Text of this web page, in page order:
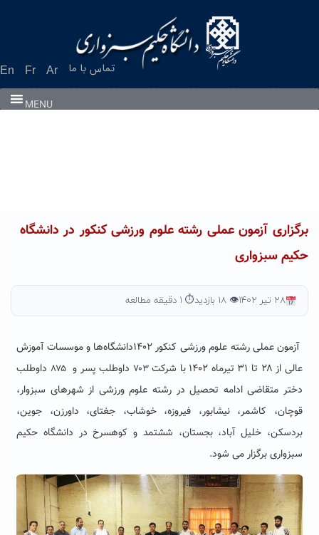
En Fr Ar تماس با ما
MENU
برگزاری آزمون عملی رشته علوم ورزشی کنکور در دانشگاه
حکیم سبزواری
۲۸ تیر ۱۴۰۲ 👁 ۱۸ بازدید ⏱ ۱ دقیقه مطالعه
آزمون عملی رشته علوم ورزشی کنکور۱۴۰۲دانشگاه‌ها و موسسات آموزش
عالی از ۲۸ تا ۳۱ تیرماه ۱۴۰۲ با شرکت
۷۰۳ داوطلب پسر و ۸۷۵
داوطلب
دختر متقاضی ادامه تحصیل در رشته علوم ورزشی از شهرهای سبزوار،
قوچان، کاشمر، نیشابور، فیروزه، خوشاب، جغتای، داورزن، جوین،
بردسکن، خلیل آباد، بجستان، ششتمد و کوهسرخ در دانشگاه حکیم
سبزواری برگزار می شود.